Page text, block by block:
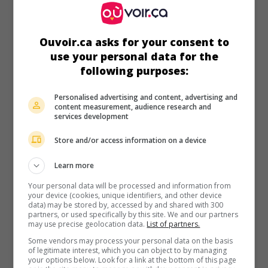
au cinéma
Underdog
É.-U. 2007. Comédie fantaisistede Frederik Du Chau avec
Jason Lee,Alex Neuberger,Peter Dinklage. Un adolescent
adopte un beagle en fuite qui s'avère doté de pouvoirs
quatre pattes.
84 min.
au cinéma sur mes écrans
Zig Zag: L'Étalon zébré
V.O.: Racing Stripes
É.-U. 2005. Comédie fantaisistede Frederik Du Chau avec
Bruce Greenwood,Hayden Panettiere,M. Emmet Walsh
Ouvoir.ca asks for your consent to
use your personal data for the
following purposes:
Personalised advertising and content, advertising and
content measurement, audience research and
services development
Store and/or access information on a device
Learn more
Your personal data will be processed and information from
your device (cookies, unique identifiers, and other device
data) may be stored by, accessed by and shared with 300
partners, or used specifically by this site. We and our partners
may use precise geolocation data. List of partners.
Some vendors may process your personal data on the basis
of legitimate interest, which you can object to by managing
your options below. Look for a link at the bottom of this page